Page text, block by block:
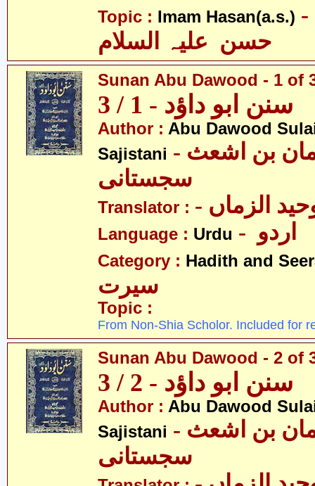
Topic : Imam Hasan(a.s.) - امام
حسن علیہ السلام
Sunan Abu Dawood - 1 of
سنن ابو داؤد - 1 / 3
Author : Abu Dawood
Sajistani - ابو داؤد سلیمان بن اشعث
سجستانی
Translator : الزماں
Language : Urdu
Category : Hadith and
سیرت
Topic :
From Non-Shia Scholor. Included for
Sunan Abu Dawood - 2 of
سنن ابو داؤد - 2 / 3
Author : Abu Dawood
Sajistani - ابو داؤد سلیمان بن اشعث
سجستانی